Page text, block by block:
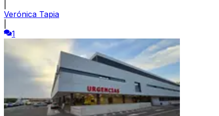
Verónica Tapia
1